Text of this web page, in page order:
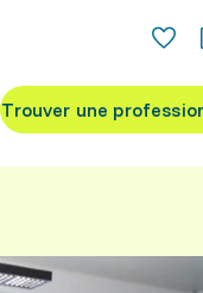
Trouver une